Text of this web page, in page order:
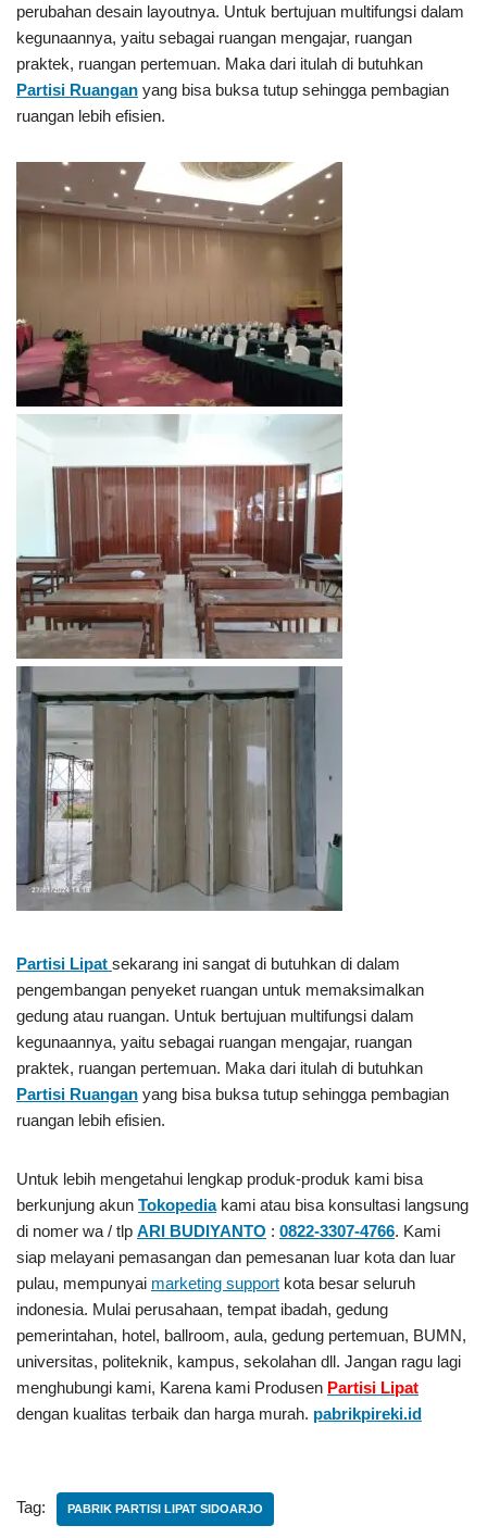
perubahan desain layoutnya. Untuk bertujuan multifungsi dalam
kegunaannya, yaitu sebagai ruangan mengajar, ruangan
praktek, ruangan pertemuan. Maka dari itulah di butuhkan
Partisi Ruangan yang bisa buksa tutup sehingga pembagian
ruangan lebih efisien.
Partisi Lipat sekarang ini sangat di butuhkan di dalam
pengembangan penyeket ruangan untuk memaksimalkan
gedung atau ruangan. Untuk bertujuan multifungsi dalam
kegunaannya, yaitu sebagai ruangan mengajar, ruangan
praktek, ruangan pertemuan. Maka dari itulah di butuhkan
Partisi Ruangan yang bisa buksa tutup sehingga pembagian
ruangan lebih efisien.
Untuk lebih mengetahui lengkap produk-produk kami bisa
berkunjung akun Tokopediakami atau bisa konsultasi langsung
di nomer wa / tlp ARI BUDIYANTO : 0822-3307-4766. Kami
siap melayani pemasangan dan pemesanan luar kota dan luar
pulau, mempunyai marketing support kota besar seluruh
indonesia. Mulai perusahaan, tempat ibadah, gedung
pemerintahan, hotel, ballroom, aula, gedung pertemuan, BUMN,
universitas, politeknik, kampus, sekolahan dll. Jangan ragu lagi
menghubungi kami, Karena kami Produsen Partisi Lipat
dengan kualitas terbaik dan harga murah. pabrikpireki.id
Tag: PABRIK PARTISI LIPAT SIDOARJO